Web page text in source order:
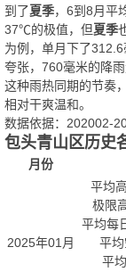
到了夏季，6到8月平
37℃的极值，但夏季
为例，单月下了
夸张，760毫米的降雨
这种雨热同期的节奏
相对干爽温和。
数据依据：202002-
包头青山区历史
月份
2025年01月
平均
极限
平均每
平均
平